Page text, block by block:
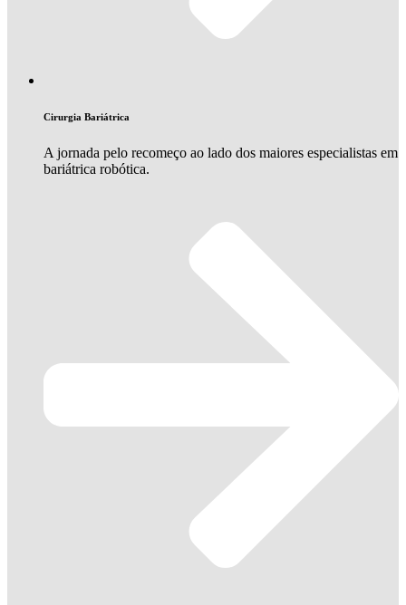
Cirurgia Bariátrica
A jornada pelo recomeço ao lado dos maiores especialistas em
bariátrica robótica.